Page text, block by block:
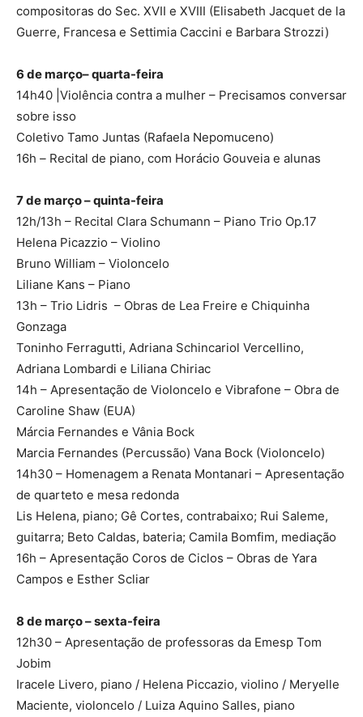
compositoras do Sec. XVII e XVIII (Elisabeth Jacquet de la
Guerre, Francesa e Settimia Caccini e Barbara Strozzi)
6 de março– quarta-feira
14h40 |Violência contra a mulher – Precisamos conversar
sobre isso
Coletivo Tamo Juntas (Rafaela Nepomuceno)
16h – Recital de piano, com Horácio Gouveia e alunas
7 de março – quinta-feira
12h/13h – Recital Clara Schumann – Piano Trio Op.17
Helena Picazzio – Violino
Bruno William – Violoncelo
Liliane Kans – Piano
13h – Trio Lidris – Obras de Lea Freire e Chiquinha
Gonzaga
Toninho Ferragutti, Adriana Schincariol Vercellino,
Adriana Lombardi e Liliana Chiriac
14h – Apresentação de Violoncelo e Vibrafone – Obra de
Caroline Shaw (EUA)
Márcia Fernandes e Vânia Bock
Marcia Fernandes (Percussão) Vana Bock (Violoncelo)
14h30 – Homenagem a Renata Montanari – Apresentação
de quarteto e mesa redonda
Lis Helena, piano; Gê Cortes, contrabaixo; Rui Saleme,
guitarra; Beto Caldas, bateria; Camila Bomfim, mediação
16h – Apresentação Coros de Ciclos – Obras de Yara
Campos e Esther Scliar
8 de março – sexta-feira
12h30 – Apresentação de professoras da Emesp Tom
Jobim
Iracele Livero, piano / Helena Piccazio, violino / Meryelle
Maciente, violoncelo / Luiza Aquino Salles, piano